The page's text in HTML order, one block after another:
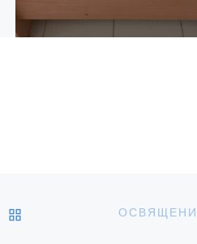
ОБРАТНО К СПИСКУ